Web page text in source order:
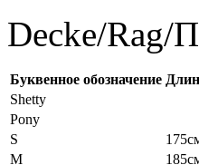
Decke/Rag/
Буквенное обозначение
Shetty
Pony
S
M